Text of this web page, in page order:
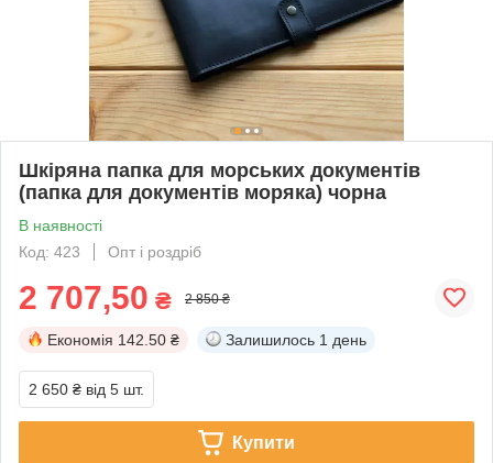
Шкіряна папка для морських документів
(папка для документів моряка) чорна
В наявності
Код: 423
Опт і роздріб
2 707,50 ₴ 2 850 ₴
Економія 142.50 ₴ Залишилось 1 день
2 650 ₴ від 5 шт.
Купити